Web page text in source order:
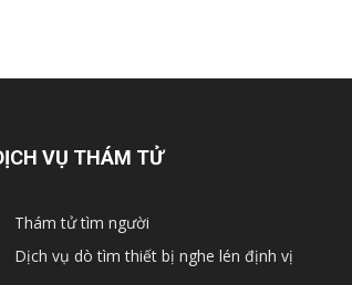
VỤ THÁM TỬ
Thám tử tìm người
Dịch vụ dò tìm thiết bị nghe lén định vị